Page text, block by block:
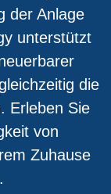
der Anlage
unterstützt
die
Erleben Sie
von
Zuhause